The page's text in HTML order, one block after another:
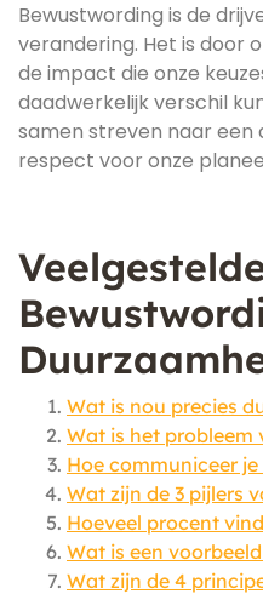
Bewustwording is de
verandering. Het is door
de impact die onze
daadwerkelijk verschil
samen streven naar een
respect voor onze
Wat is nou precies
Wat is het probleem
Hoe communiceer
Wat zijn de 3 pijlers
Hoeveel procent
Wat is een
Wat zijn de 4